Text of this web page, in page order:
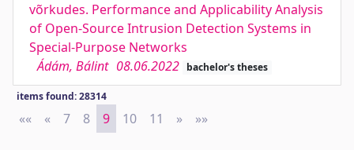
võrkudes. Performance and Applicability Analysis
of Open-Source Intrusion Detection Systems in
Special-Purpose Networks
Ádám, Bálint 08.06.2022 bachelor's theses
items found: 28314
«« First
« Previous
7 8 9 10 11 » Next
»»